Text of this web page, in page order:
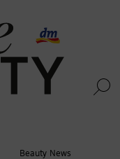
Beauty News